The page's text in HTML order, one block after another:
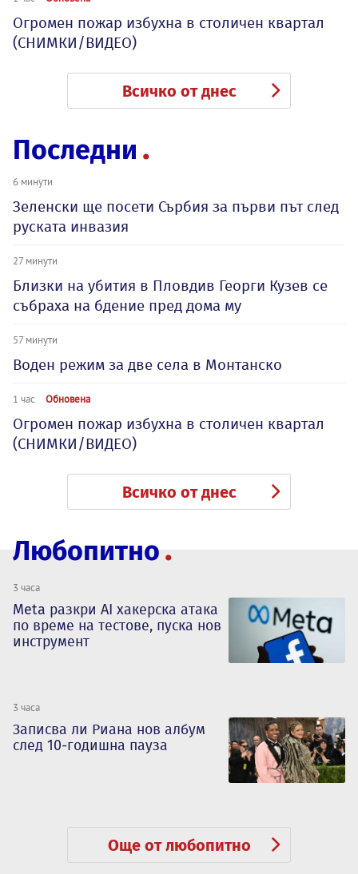
Огромен пожар избухна в столичен квартал
(СНИМКИ/ВИДЕО)
Всичко от днес
Последни
6 минути
Зеленски ще посети Сърбия за първи път след
руската инвазия
27 минути
Близки на убития в Пловдив Георги Кузев се
събраха на бдение пред дома му
57 минути
Воден режим за две села в Монтанско
1 час Обновена
Огромен пожар избухна в столичен квартал
(СНИМКИ/ВИДЕО)
Всичко от днес
Любопитно
3 часа
Meta разкри AI хакерска атака
по време на тестове, пуска нов
инструмент
3 часа
Записва ли Риана нов албум
след 10-годишна пауза
Още от любопитно